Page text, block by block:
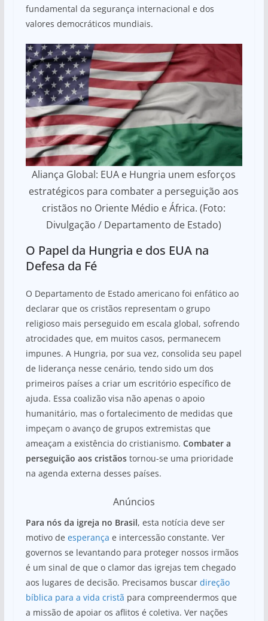
fundamental da segurança internacional e dos
valores democráticos mundiais.
Aliança Global: EUA e Hungria unem esforços
estratégicos para combater a perseguição aos
cristãos no Oriente Médio e África. (Foto:
Divulgação / Departamento de Estado)
O Papel da Hungria e dos EUA na
Defesa da Fé
O Departamento de Estado americano foi enfático ao
declarar que os cristãos representam o grupo
religioso mais perseguido em escala global, sofrendo
atrocidades que, em muitos casos, permanecem
impunes. A Hungria, por sua vez, consolida seu papel
de liderança nesse cenário, tendo sido um dos
primeiros países a criar um escritório específico de
ajuda. Essa coalizão visa não apenas o apoio
humanitário, mas o fortalecimento de medidas que
impeçam o avanço de grupos extremistas que
ameaçam a existência do cristianismo. Combater a
perseguição aos cristãostornou-se uma prioridade
na agenda externa desses países.
Anúncios
Para nós da igreja no Brasil, esta notícia deve ser
motivo de esperança e intercessão constante. Ver
governos se levantando para proteger nossos irmãos
é um sinal de que o clamor das igrejas tem chegado
aos lugares de decisão. Precisamos buscar direção
bíblica para a vida cristã para compreendermos que
a missão de apoiar os aflitos é coletiva. Ver nações